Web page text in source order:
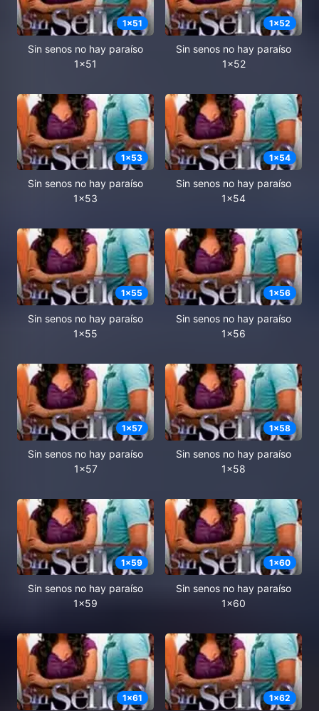
1x51
Sin senos no hay paraíso
1x51
1x52
Sin senos no hay paraíso
1x52
1x53
Sin senos no hay paraíso
1x53
1x54
Sin senos no hay paraíso
1x54
1x55
Sin senos no hay paraíso
1x55
1x56
Sin senos no hay paraíso
1x56
1x57
Sin senos no hay paraíso
1x57
1x58
Sin senos no hay paraíso
1x58
1x59
Sin senos no hay paraíso
1x59
1x60
Sin senos no hay paraíso
1x60
1x61 1x62